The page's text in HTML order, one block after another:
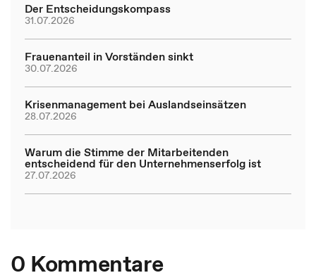
Der Entscheidungskompass
31.07.2026
Frauenanteil in Vorständen sinkt
30.07.2026
Krisenmanagement bei Auslandseinsätzen
28.07.2026
Warum die Stimme der Mitarbeitenden
entscheidend für den Unternehmenserfolg ist
27.07.2026
0 Kommentare